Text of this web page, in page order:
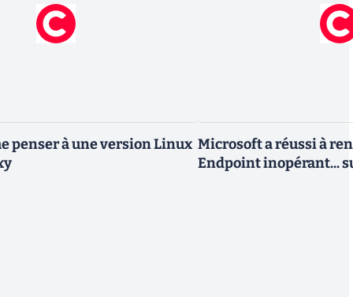
penser à une version Linux Microsoft a réussi à
Endpoint inopérant...